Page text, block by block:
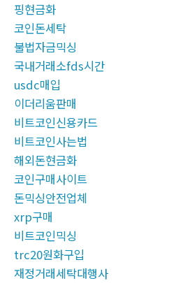
핑현금화
코인돈세탁
불법자금믹싱
국내거래소fds시간
usdc매입
이더리움판매
비트코인신용카드
비트코인사는법
해외돈현금화
코인구매사이트
돈믹싱안전업체
xrp구매
비트코인믹싱
trc20원화구입
재정거래세탁대행사